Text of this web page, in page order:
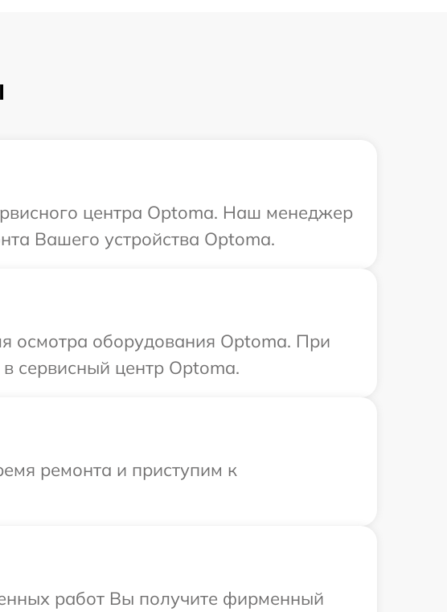
центра Optoma. Наш менеджер
Вашего устройства Optoma.
осмотра оборудования Optoma. При
сервисный центр Optoma.
ремонта и приступим к
работ Вы получите фирменный